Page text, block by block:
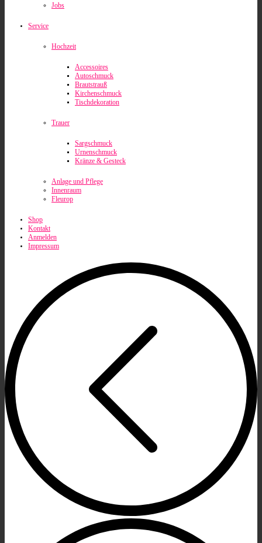
Jobs
Service
Hochzeit
Accessoires
Autoschmuck
Brautstrauß
Kirchenschmuck
Tischdekoration
Trauer
Sargschmuck
Urnenschmuck
Kränze & Gesteck
Anlage und Pflege
Innenraum
Fleurop
Shop
Kontakt
Anmelden
Impressum